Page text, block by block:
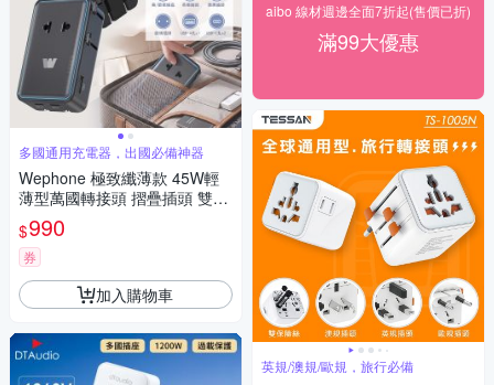
多國通用充電器，出國必備神器
Wephone 極致纖薄款 45W輕
薄型萬國轉接頭 摺疊插頭 雙Ty
pe-C/USB-A輸出 出國必備
$990
券
加入購物車
aibo 線材週邊全面7折起(售價已折)
滿99大優惠
英規/澳規/歐規，旅行必備